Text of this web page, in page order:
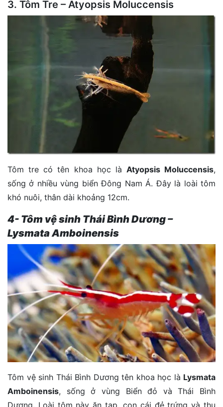
3. Tôm Tre – Atyopsis Moluccensis
Tôm tre có tên khoa học là Atyopsis Moluccensis,
sống ở nhiều vùng biển Đông Nam Á. Đây là loài tôm
khó nuôi, thân dài khoảng 12cm.
4- Tôm vệ sinh Thái Bình Dương –
Lysmata Amboinensis
Tôm vệ sinh Thái Bình Dương tên khoa học là Lysmata
Amboinensis, sống ở vùng Biển đỏ và Thái Bình
Dương. Loài tôm này ăn tạp, con cái đẻ trứng và thụ